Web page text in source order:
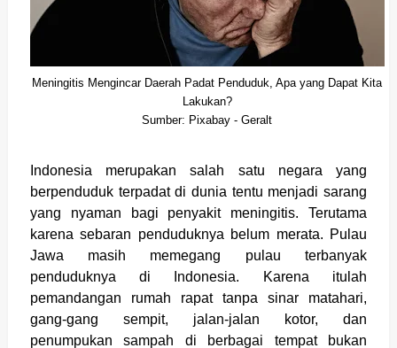
Meningitis Mengincar Daerah Padat Penduduk, Apa yang Dapat Kita
Lakukan?
Sumber: Pixabay - Geralt
Indonesia merupakan salah satu negara yang
berpenduduk terpadat di dunia tentu menjadi sarang
yang nyaman bagi penyakit meningitis. Terutama
karena sebaran penduduknya belum merata. Pulau
Jawa masih memegang pulau terbanyak
penduduknya di Indonesia. Karena itulah
pemandangan rumah rapat tanpa sinar matahari,
gang-gang sempit, jalan-jalan kotor, dan
penumpukan sampah di berbagai tempat bukan